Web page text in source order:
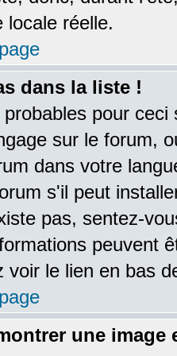
locale réelle.
dans la liste !
pour
sur le forum,
dans votre
s'il peut
pas, sentez-
peuvent
voir le lien en bas
une image